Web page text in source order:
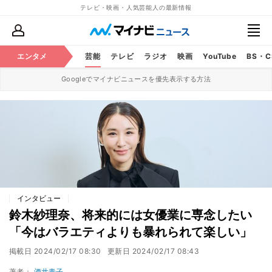
テレビ・映画・人気芸能人の最新情報
エンタメ 芸能 テレビ ラジオ 映画 YouTube BS・
Googleでマイナビニュースを優先表示する方法
インタビュー
鈴木紗理奈、将来的には女優業に専念したい
「今はバラエティよりも暴れられて楽しい」
掲載日 2024/02/17 08:30 更新日 2024/02/17 08:43